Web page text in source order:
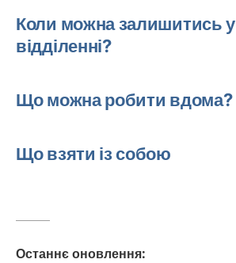
Коли можна залишитись у
відділенні?
Що можна робити вдома?
Що взяти із собою
Останнє оновлення: